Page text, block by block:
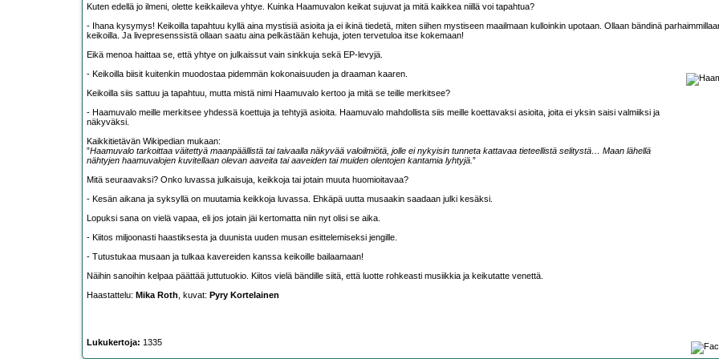
Kuten edellä jo ilmeni, olette keikkaileva yhtye. Kuinka Haamuvalon keikat sujuvat ja mitä kaikkea niillä voi tapahtua?
- Ihana kysymys! Keikoilla tapahtuu kyllä aina mystisiä asioita ja ei ikinä tiedetä, miten siihen mystiseen maailmaan kulloinkin upotaan. Ollaan bändinä
keikoilla. Ja livepresenssistä ollaan saatu aina pelkästään kehuja, joten tervetuloa itse kokemaan!
Eikä menoa haittaa se, että yhtye on julkaissut vain sinkkuja sekä EP-levyjä.
- Keikoilla biisit kuitenkin muodostaa pidemmän kokonaisuuden ja draaman kaaren.
Keikoilla siis sattuu ja tapahtuu, mutta mistä nimi Haamuvalo kertoo ja mitä se teille merkitsee?
- Haamuvalo meille merkitsee yhdessä koettuja ja tehtyjä asioita. Haamuvalo mahdollista siis meille koettavaksi asioita, joita ei yksin saisi valmiiksi ja
näkyväksi.
Kaikkitietävän Wikipedian mukaan:
”Haamuvalo tarkoittaa väitettyä maanpäällistä tai taivaalla näkyvää valoilmiötä, jolle ei nykyisin tunneta kattavaa tieteellistä selitystä… Maan lähellä
nähtyjen haamuvalojen kuvitellaan olevan aaveita tai aaveiden tai muiden olentojen kantamia lyhtyjä.”
Mitä seuraavaksi? Onko luvassa julkaisuja, keikkoja tai jotain muuta huomioitavaa?
- Kesän aikana ja syksyllä on muutamia keikkoja luvassa. Ehkäpä uutta musaakin saadaan julki kesäksi.
Lopuksi sana on vielä vapaa, eli jos jotain jäi kertomatta niin nyt olisi se aika.
- Kiitos miljoonasti haastiksesta ja duunista uuden musan esittelemiseksi jengille.
- Tutustukaa musaan ja tulkaa kavereiden kanssa keikoille bailaamaan!
Näihin sanoihin kelpaa päättää juttutuokio. Kiitos vielä bändille siitä, että luotte rohkeasti musiikkia ja keikutatte venettä.
Haastattelu: Mika Roth, kuvat: Pyry Kortelainen
Lukukertoja: 1335